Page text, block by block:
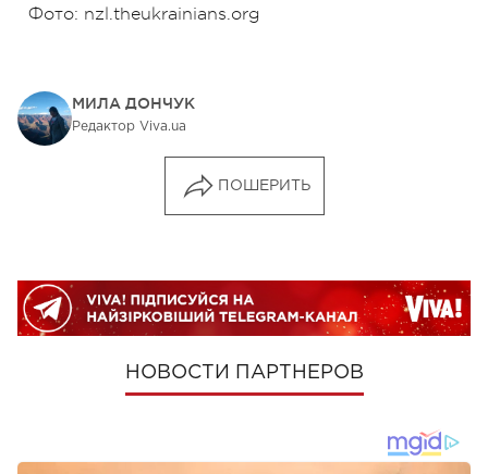
Фото: nzl.theukrainians.org
МИЛА ДОНЧУК
Редактор Viva.ua
ПОШЕРИТЬ
НОВОСТИ ПАРТНЕРОВ